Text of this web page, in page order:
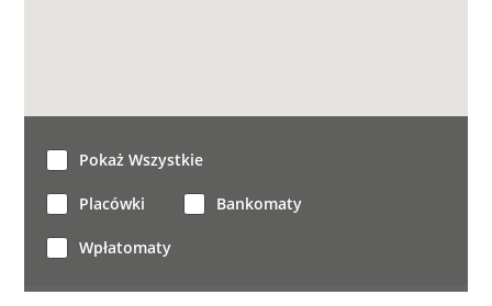
Pokaż Wszystkie
Placówki Bankomaty
Wpłatomaty